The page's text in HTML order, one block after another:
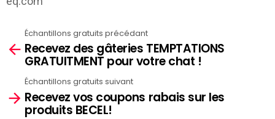
more
Échantillons gratuits précédant
Recevez des gâteries TEMPTATIONS
GRATUITMENT pour votre chat !
Échantillons gratuits suivant
Recevez vos coupons rabais sur les
produits BECEL!